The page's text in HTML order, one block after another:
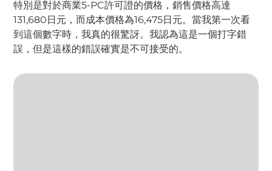
特別是對於商業5-PC許可證的價格，銷售價格高達
131,680日元，而成本價格為16,475日元。當我第一次看
到這個數字時，我真的很驚訝。我認為這是一個打字錯
誤，但是這樣的錯誤確實是不可接受的。